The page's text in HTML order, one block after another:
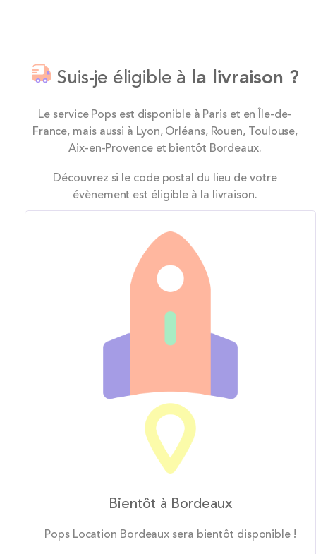
Suis-je éligible à la livraison ?
Le service Pops est disponible à Paris et en Île-de-
France, mais aussi à Lyon, Orléans, Rouen, Toulouse,
Aix-en-Provence et bientôt Bordeaux.
Découvrez si le code postal du lieu de votre
évènement est éligible à la livraison.
Bientôt à Bordeaux
Pops Location Bordeaux sera bientôt disponible !